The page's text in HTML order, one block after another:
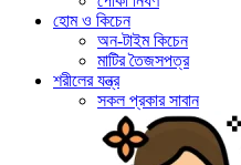
হোম ও কিচেন
অন-টাইম কিচেন
মাটির তৈজসপত্র
শরীলের যন্ত্র
সকল প্রকার সাবান